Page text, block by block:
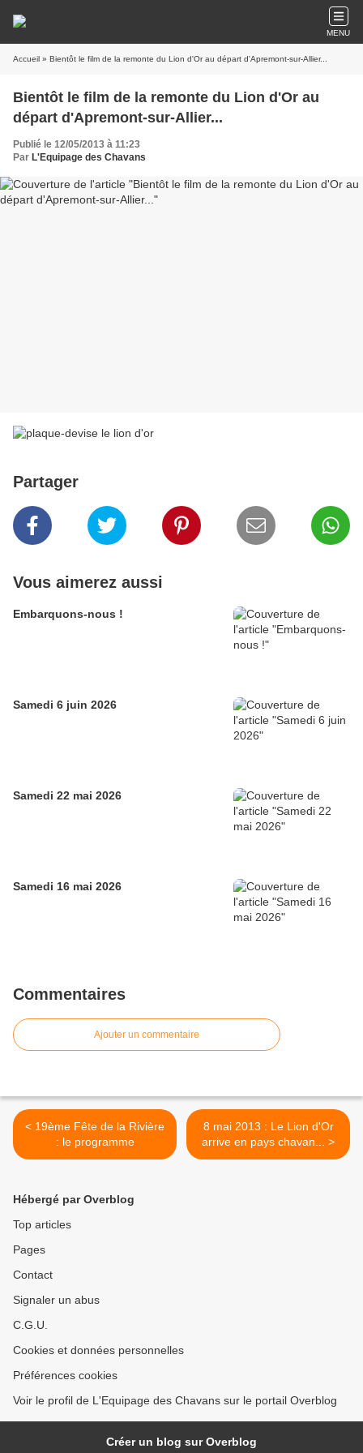
MENU
Accueil » Bientôt le film de la remonte du Lion d'Or au départ d'Apremont-sur-Allier...
Bientôt le film de la remonte du Lion d'Or au
départ d'Apremont-sur-Allier...
Publié le 12/05/2013 à 11:23
Par L'Equipage des Chavans
Partager
Vous aimerez aussi
Embarquons-nous !
Samedi 6 juin 2026
Samedi 22 mai 2026
Samedi 16 mai 2026
Commentaires
Ajouter un commentaire
< 19ème Fête de la Rivière
: le programme
8 mai 2013 : Le Lion d'Or
arrive en pays chavan... >
Hébergé par Overblog
Top articles
Pages
Contact
Signaler un abus
C.G.U.
Cookies et données personnelles
Préférences cookies
Voir le profil de L'Equipage des Chavans sur le portail Overblog
Créer un blog sur Overblog